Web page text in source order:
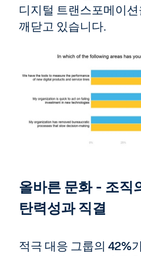
디지털 트랜스포메이
깨닫고 있습니다.
올바른 문화 - 조직
탄력성과 직결
적극 대응 그룹의 42%